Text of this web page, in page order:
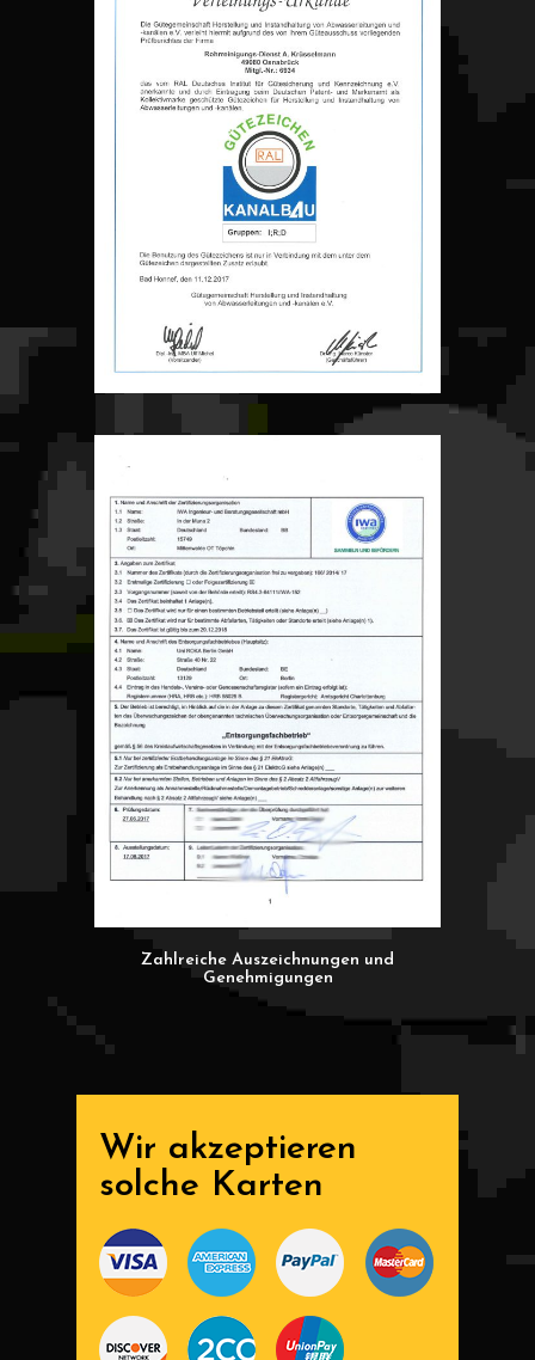
Zahlreiche Auszeichnungen und
Genehmigungen
Wir akzeptieren
solche Karten